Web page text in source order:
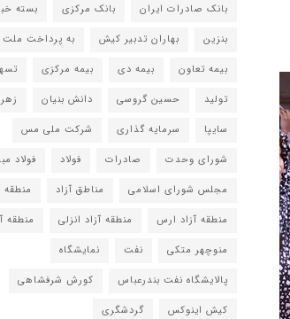
بانک صادرات ایران
بانک مرکزی
بسته
بنزین
بهاران تدبیر کیش به پرداخت ملت
بیمه تعاون
بیمه دی بیمه مرکزی
تولید
حسین گروسی دانش بنیان
سایپا
سرمایه گذاری
شرکت ملی مس
شورای وحدت
صادرات فولاد
فولاد
مجلس شورای اسلامی
مناطق آزاد
منطقه
منطقه آزاد ارس
منطقه آزاد انزلی
منطقه
منوچهر متکی
نفت
نمایشگاه
پالایشگاه نفت بندرعباس
کورش شرفشاهی
کیش اینوکس
گردشگری